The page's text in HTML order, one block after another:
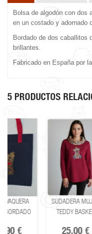
Bolsa de algodón con dos
en un costado y adornado
Bordado de dos caballitos
brillantes.
Fabricado en España por
5 PRODUCTOS
SUDADERA MUJER
TEDDY BASKET